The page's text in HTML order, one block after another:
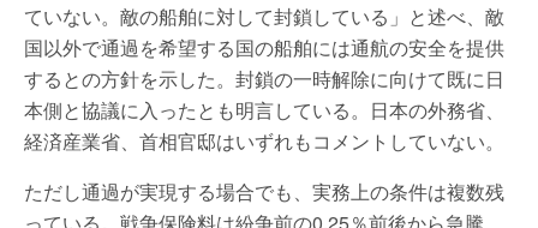
ていない。敵の船舶に対して封鎖している」と述べ、敵
国以外で通過を希望する国の船舶には通航の安全を提供
するとの方針を示した。封鎖の一時解除に向けて既に日
本側と協議に入ったとも明言している。日本の外務省、
経済産業省、首相官邸はいずれもコメントしていない。
ただし通過が実現する場合でも、実務上の条件は複数残
っている。戦争保険料は紛争前の0.25％前後から急騰